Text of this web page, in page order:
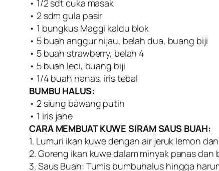
• 1/2 sdt cuka masak
• 2 sdm gula pasir
• 1 bungkus Maggi kaldu blok
• 5 buah anggur hijau, belah dua, buang biji
• 5 buah strawberry, belah 4
• 5 buah leci, buang biji
• 1/4 buah nanas, iris tebal
BUMBU HALUS:
• 2 siung bawang putih
• 1 iris jahe
CARA MEMBUAT KUWE SIRAM SAUS BUAH:
1. Lumuri ikan kuwe dengan air jeruk lemon
2. Goreng ikan kuwe dalam minyak panas
3. Saus Buah: Tumis bumbuhalus hingga